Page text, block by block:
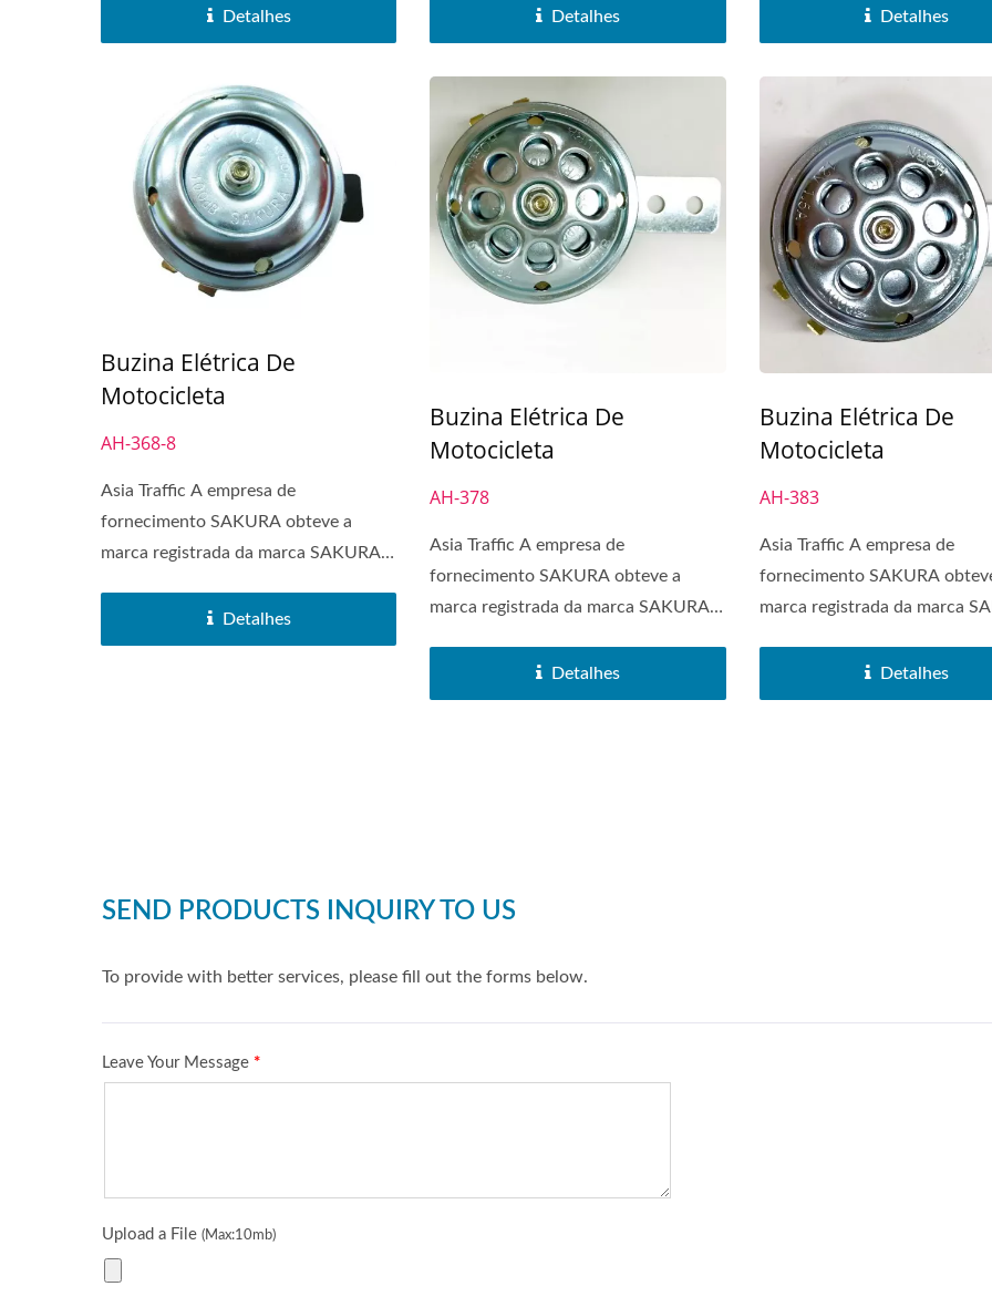
Detalhes
Detalhes
Detalhes
Buzina Elétrica De
Motocicleta
AH-368-8
Asia Traffic A empresa de
fornecimento SAKURA obteve a
marca registrada da marca SAKURA
Detalhes
Buzina Elétrica De
Motocicleta
AH-378
Asia Traffic A empresa de
fornecimento SAKURA obteve a
marca registrada da marca SAKURA
Detalhes
Buzina Elétrica De
Motocicleta
AH-383
Asia Traffic A empresa de
fornecimento SAKURA
marca registrada da marca
Detalhes